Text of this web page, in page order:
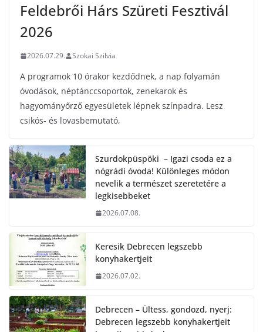
Feldebrői Hárs Szüreti Fesztivál
2026
2026.07.29. Szokai Szilvia
A programok 10 órakor kezdődnek, a nap folyamán
óvodások, néptánccsoportok, zenekarok és
hagyományőrző egyesületek lépnek színpadra. Lesz
csikós- és lovasbemutató,
Szurdokpüspöki – Igazi csoda ez a
nógrádi óvoda! Különleges módon
nevelik a természet szeretetére a
legkisebbeket
2026.07.08.
Keresik Debrecen legszebb
konyhakertjeit
2026.07.02.
Debrecen – Ültess, gondozd, nyerj:
Debrecen legszebb konyhakertjeit